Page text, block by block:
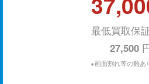
最低買取保
27,500
※画面割れ等の難あ